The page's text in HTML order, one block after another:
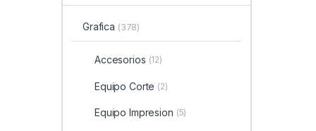
Grafica (378)
Accesorios (12)
Equipo Corte (2)
Equipo Impresion (5)